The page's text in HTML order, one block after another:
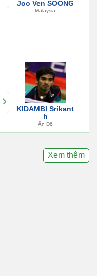
Joo Ven SOONG
Malaysia
KIDAMBI Srikant
h
Ấn Độ
Xem thêm